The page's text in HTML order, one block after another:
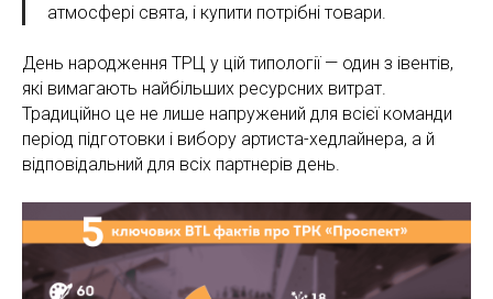
атмосфері свята, і купити потрібні товари.
День народження ТРЦ у цій типології — один з івентів,
які вимагають найбільших ресурсних витрат.
Традиційно це не лише напружений для всієї команди
період підготовки і вибору артиста-хедлайнера, а й
відповідальний для всіх партнерів день.